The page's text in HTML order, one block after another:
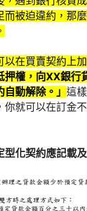
而被迫違約，那
以在買賣契約上加
押權，向XX銀行
動解除。」 這
你就可以在訂金
型化契約應記載